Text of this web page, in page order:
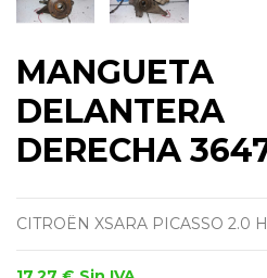
MANGUETA
DELANTERA
DERECHA
CITROËN XSARA PICASSO 2.0